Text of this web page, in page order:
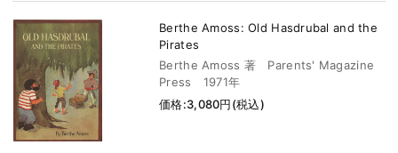
Berthe Amoss: Old Hasdrubal and the
Pirates
Berthe Amoss 著 Parents' Magazine
Press 1971年
価格:3,080円(税込)